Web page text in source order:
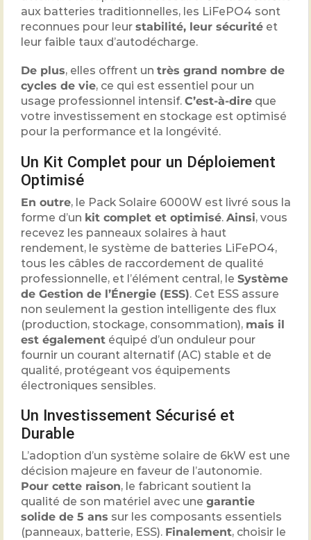
aux batteries traditionnelles, les LiFePO4 sont
reconnues pour leur stabilité, leur sécurité et
leur faible taux d’autodécharge.
De plus, elles offrent un très grand nombre de
cycles de vie, ce qui est essentiel pour un
usage professionnel intensif. C’est-à-dire que
votre investissement en stockage est optimisé
pour la performance et la longévité.
Un Kit Complet pour un Déploiement
Optimisé
En outre, le Pack Solaire 6000W est livré sous la
forme d’un kit complet et optimisé. Ainsi, vous
recevez les panneaux solaires à haut
rendement, le système de batteries LiFePO4,
tous les câbles de raccordement de qualité
professionnelle, et l’élément central, le Système
de Gestion de l’Énergie (ESS). Cet ESS assure
non seulement la gestion intelligente des flux
(production, stockage, consommation), mais il
est également équipé d’un onduleur pour
fournir un courant alternatif (AC) stable et de
qualité, protégeant vos équipements
électroniques sensibles.
Un Investissement Sécurisé et
Durable
L’adoption d’un système solaire de 6kW est une
décision majeure en faveur de l’autonomie.
Pour cette raison, le fabricant soutient la
qualité de son matériel avec une garantie
solide de 5 ans sur les composants essentiels
(panneaux, batterie, ESS). Finalement, choisir le